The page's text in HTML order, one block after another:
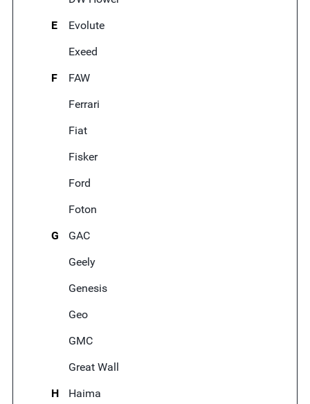
E
Evolute
Exeed
F
FAW
Ferrari
Fiat
Fisker
Ford
Foton
G
GAC
Geely
Genesis
Geo
GMC
Great Wall
H
Haima